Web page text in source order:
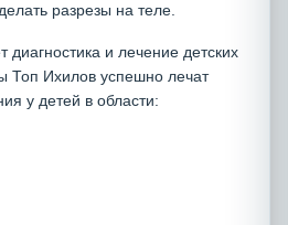
разрезы на теле.
и лечение детских
Топ Ихилов успешно лечат
у детей в области: